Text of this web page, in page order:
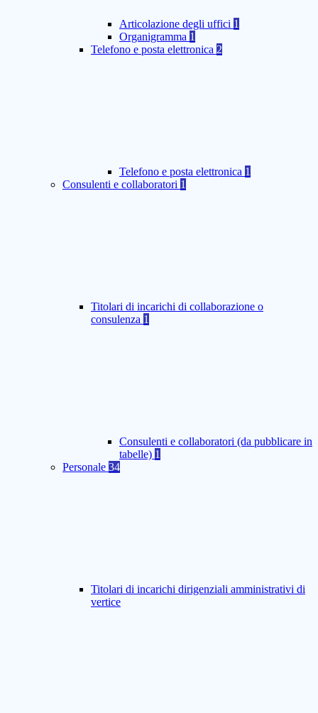
Articolazione degli uffici 1
Organigramma 1
Telefono e posta elettronica 2
Telefono e posta elettronica 1
Consulenti e collaboratori 1
Titolari di incarichi di collaborazione o
consulenza 1
Consulenti e collaboratori (da pubblicare in
tabelle) 1
Personale 34
Titolari di incarichi dirigenziali amministrativi di
vertice